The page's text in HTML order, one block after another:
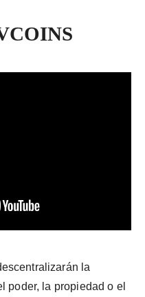
la
poder, la propiedad o el